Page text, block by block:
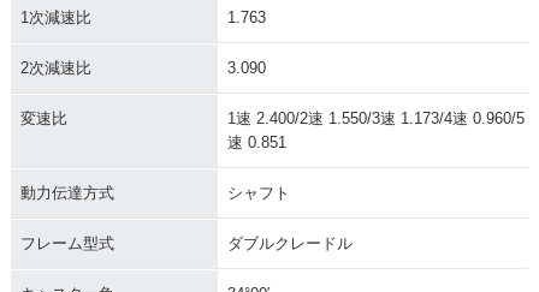
1次減速比 1.763
2次減速比 3.090
変速比
1速 2.400/2速 1.550/3速 1.173/4速 0.960/5
速 0.851
動力伝達方式 シャフト
フレーム型式 ダブルクレードル